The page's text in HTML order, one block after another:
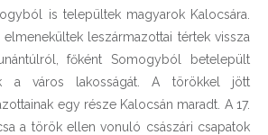
is települtek magyarok Kalocsára.
leszármazottai tértek vissza
főként Somogyból betelepült
a város lakosságát. A törökkel jött
egy része Kalocsán maradt. A 17.
a török ellen vonuló császári csapatok